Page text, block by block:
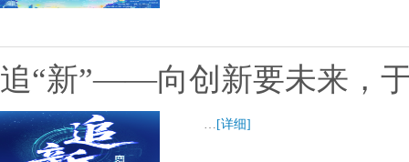
追“新”——向创新要未来，
… [详细]